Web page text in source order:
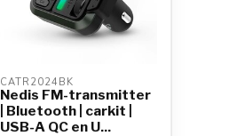
CATR2024BK
Nedis FM-transmitter
| Bluetooth | carkit |
USB-A QC en U...